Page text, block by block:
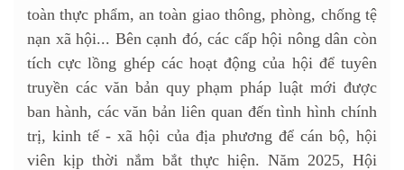
toàn thực phẩm, an toàn giao thông, phòng, chống tệ
nạn xã hội... Bên cạnh đó, các cấp hội nông dân còn
tích cực lồng ghép các hoạt động của hội để tuyên
truyền các văn bản quy phạm pháp luật mới được
ban hành, các văn bản liên quan đến tình hình chính
trị, kinh tế - xã hội của địa phương để cán bộ, hội
viên kịp thời nắm bắt thực hiện. Năm 2025, Hội